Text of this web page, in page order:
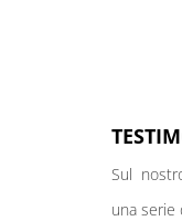
Sul
una serie